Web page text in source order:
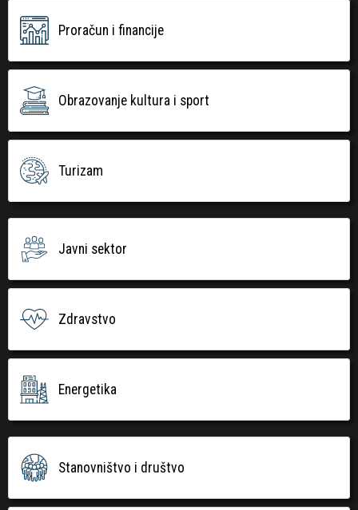
Proračun i financije
Obrazovanje kultura i sport
Turizam
Javni sektor
Zdravstvo
Energetika
Stanovništvo i društvo